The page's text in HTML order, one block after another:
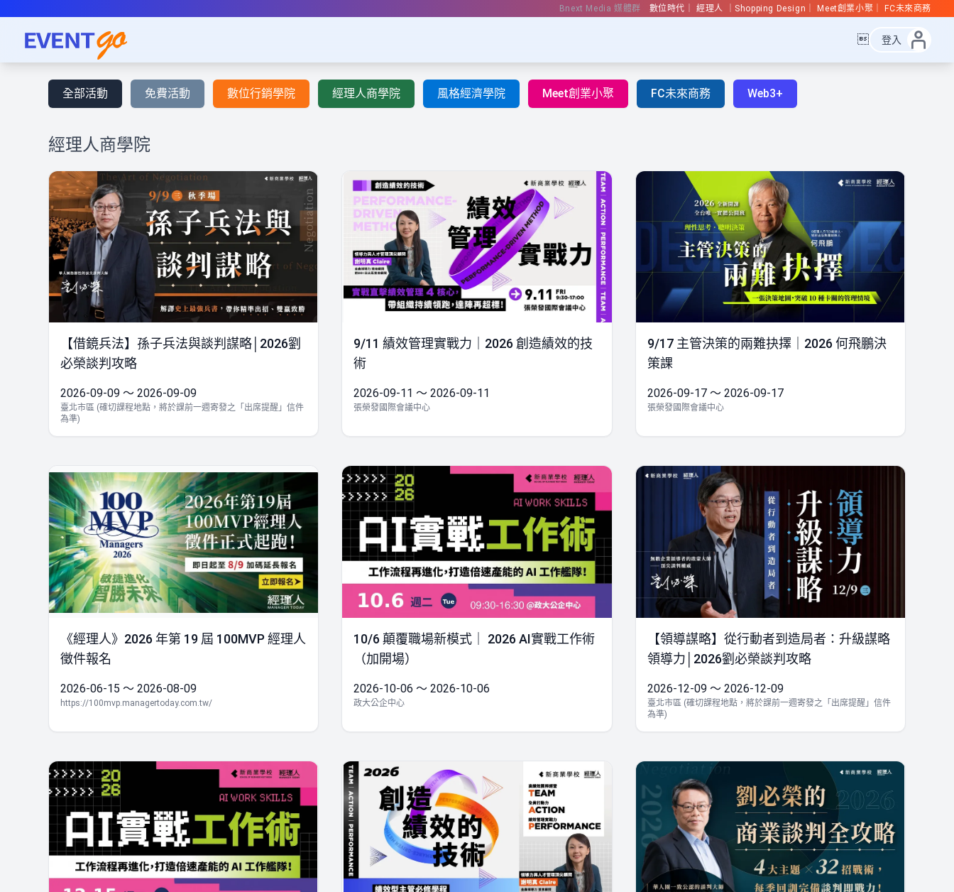
Bnext Media 媒體群 數位時代 經理人 Shopping Design Meet創業小聚 FC未來商務
 登入
全部活動 免費活動 數位行銷學院 經理人商學院 風格經濟學院 Meet創業小聚 FC未來商務 Web3+
經理人商學院
【借鏡兵法】孫子兵法與談判謀略│2026劉
必榮談判攻略
2026-09-09 ～ 2026-09-09
臺北市區 (確切課程地點，將於課前一週寄發之「出席提醒」信件
為準)
9/11 績效管理實戰力｜2026 創造績效的技
術
2026-09-11 ～ 2026-09-11
張榮發國際會議中心
9/17 主管決策的兩難抉擇｜2026 何飛鵬決
策課
2026-09-17 ～ 2026-09-17
張榮發國際會議中心
《經理人》2026 年第 19 屆 100MVP 經理人
徵件報名
2026-06-15 ～ 2026-08-09
https://100mvp.managertoday.com.tw/
10/6 顛覆職場新模式｜ 2026 AI實戰工作術
（加開場）
2026-10-06 ～ 2026-10-06
政大公企中心
【領導謀略】從行動者到造局者：升級謀略
領導力│2026劉必榮談判攻略
2026-12-09 ～ 2026-12-09
臺北市區 (確切課程地點，將於課前一週寄發之「出席提醒」信件
為準)